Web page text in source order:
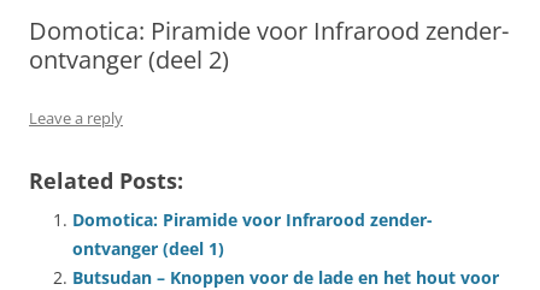
Domotica: Piramide voor Infrarood zender-
ontvanger (deel 2)
Leave a reply
Related Posts:
Domotica: Piramide voor Infrarood zender-
ontvanger (deel 1)
Butsudan – Knoppen voor de lade en het hout voor